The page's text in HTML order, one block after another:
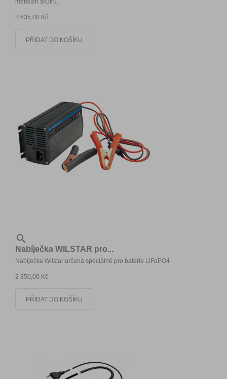
3 635,00 Kč
PŘIDAT DO KOŠÍKU

Nabíječka WILSTAR pro...
Nabíječka Wilstar určená speciálně pro baterie LiFePO4
2 350,00 Kč
PŘIDAT DO KOŠÍKU